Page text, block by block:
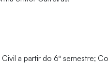
a partir do 6º semestre;